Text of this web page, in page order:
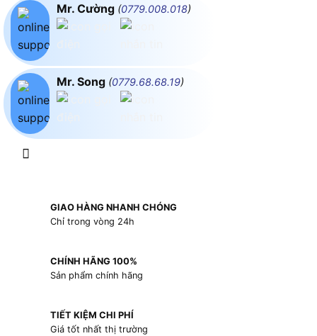
Mr. Cường (0779.008.018)
Mr. Song (0779.68.68.19)
GIAO HÀNG NHANH CHÓNG
Chỉ trong vòng 24h
CHÍNH HÃNG 100%
Sản phẩm chính hãng
TIẾT KIỆM CHI PHÍ
Giá tốt nhất thị trường